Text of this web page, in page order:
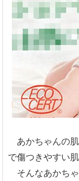
あかちゃんの
で傷つきやすい
そんなあかち